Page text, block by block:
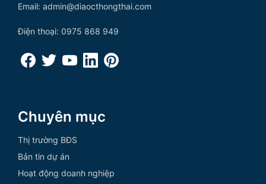
Email: admin@diaocthongthai.com
Điện thoại: 0975 868 949
Chuyên mục
Thị trường BĐS
Bản tin dự án
Hoạt động doanh nghiệp